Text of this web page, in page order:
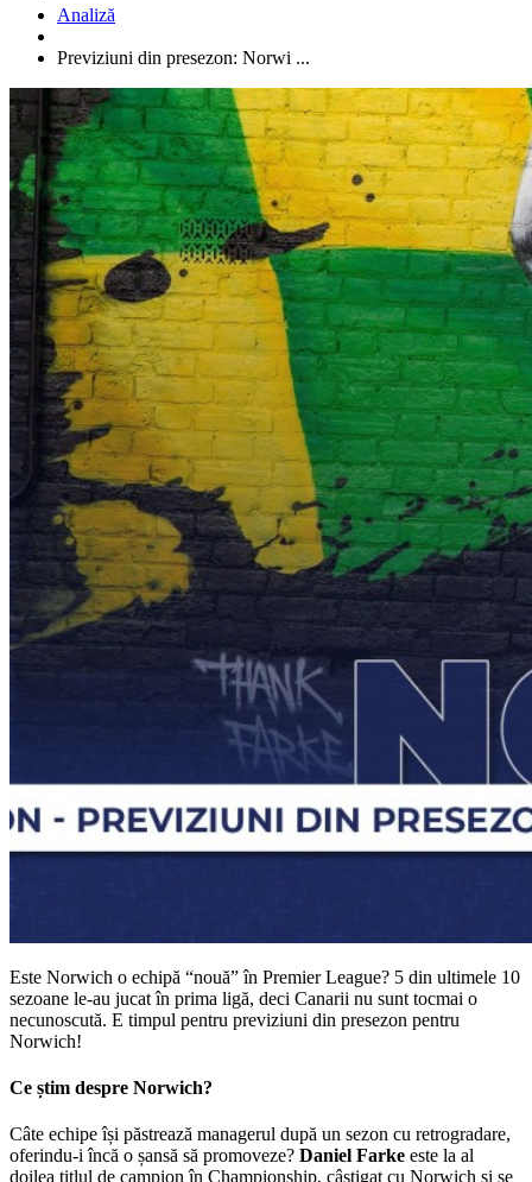
Analiză
Previziuni din presezon: Norwi ...
Este Norwich o echipă “nouă” în Premier League? 5 din ultimele 10
sezoane le-au jucat în prima ligă, deci Canarii nu sunt tocmai o
necunoscută. E timpul pentru previziuni din presezon pentru
Norwich!
Ce știm despre Norwich?
Câte echipe își păstrează managerul după un sezon cu retrogradare,
oferindu-i încă o șansă să promoveze? Daniel Farke este la al
doilea titlul de campion în Championship, câștigat cu Norwich și se